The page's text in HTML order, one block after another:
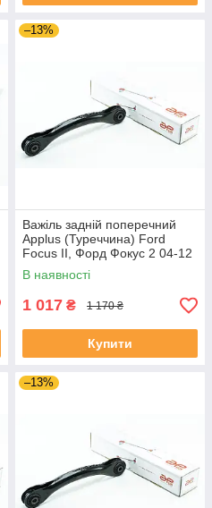
–13%
Важіль задній поперечний
Applus (Туреччина) Ford
Focus II, Форд Фокус 2 04-12
#26558AP UAITUIA4
В наявності
1 017 ₴ 1 170 ₴
Купити
–13%